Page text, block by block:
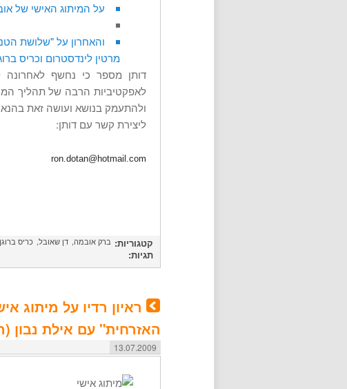
על המיתוג האישי של
והאחרון על "שלושת
מרטין לינדסטרום וכריס
דותן מספר כי נחשף לאחרונה
לאפקטיביות הרבה של תהליך
ולהתעמק בנושא ועושה זאת
ליצירת קשר עם דותן:
ron.dotan@hotmail.com
קטגוריות: ברק אובמה דן שאובל כריס ברוגן
תגיות:
ראיון רדיו על מיתוג
האזרחית" עם אילת נבון
13.07.2009